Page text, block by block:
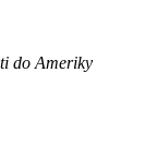
do Ameriky